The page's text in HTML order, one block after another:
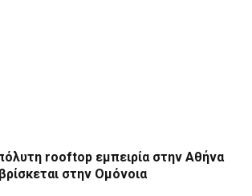
rooftop εμπειρία στην Αθήνα
βρίσκεται στην Ομόνοια